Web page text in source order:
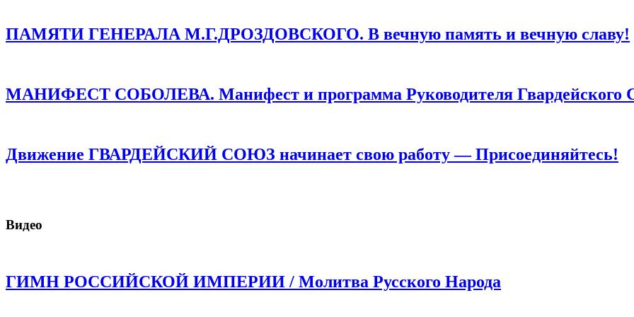
ПАМЯТИ ГЕНЕРАЛА М.Г.ДРОЗДОВСКОГО. В вечную память и вечную славу!
МАНИФЕСТ СОБОЛЕВА. Манифест и программа Руководителя Гвардейского
Движение ГВАРДЕЙСКИЙ СОЮЗ начинает свою работу — Присоединяйтесь!
Видео
ГИМН РОССИЙСКОЙ ИМПЕРИИ / Молитва Русского Народа